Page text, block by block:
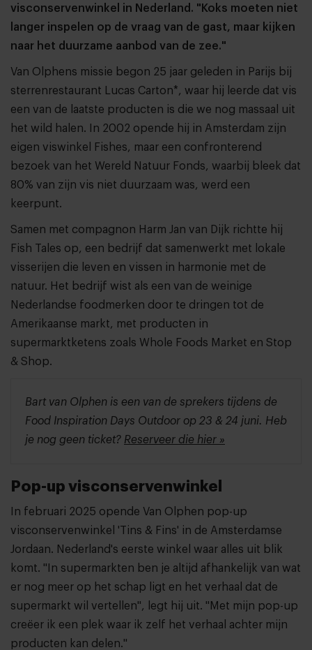
visconservenwinkel in Nederland.​​​​​ "Koks moeten niet
langer inspelen op de vraag van de gast, maar kijken
naar het duurzame aanbod van de zee."
Van Olphens missie begon 25 jaar geleden in Parijs bij
sterrenrestaurant Lucas Carton*, waar hij leerde dat vis
een van de laatste producten is die we nog massaal uit
het wild halen. In 2002 opende hij in Amsterdam zijn
eigen viswinkel Fishes, maar een confronterend
bezoek van het Wereld Natuur Fonds, waarbij bleek dat
80% van zijn vis niet duurzaam was, werd een
keerpunt.
Samen met compagnon Harm Jan van Dijk richtte hij
Fish Tales op, een bedrijf dat samenwerkt met lokale
visserijen die leven en vissen in harmonie met de
natuur. Het bedrijf wist als een van de weinige
Nederlandse foodmerken door te dringen tot de
Amerikaanse markt, met producten in
supermarktketens zoals Whole Foods Market en Stop
& Shop.
Bart van Olphen is een van de sprekers tijdens de
Food Inspiration Days Outdoor op 23 & 24 juni. Heb
je nog geen ticket? Reserveer die hier »
Pop-up visconservenwinkel
In februari 2025 opende Van Olphen pop-up
visconservenwinkel 'Tins & Fins' in de Amsterdamse
Jordaan. Nederland's eerste winkel waar alles uit blik
komt. "In supermarkten ben je altijd afhankelijk van wat
er nog meer op het schap ligt en het verhaal dat de
supermarkt wil vertellen", legt hij uit. "Met mijn pop-up
creëer ik een plek waar ik zelf het verhaal achter mijn
producten kan delen."